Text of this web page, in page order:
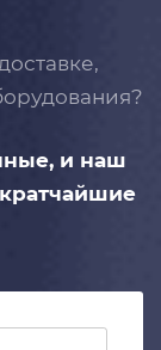
и наш